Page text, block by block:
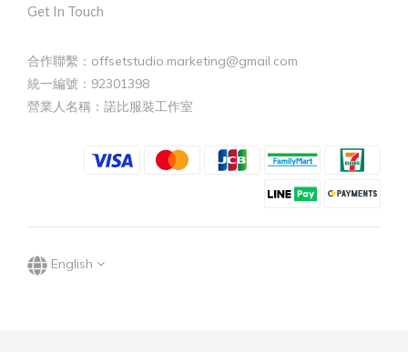
Get In Touch
合作聯繫：offsetstudio.marketing@gmail.com
統一編號：92301398
營業人名稱：諾比服裝工作室
English